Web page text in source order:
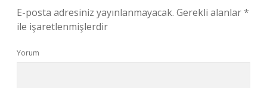
E-posta adresiniz yayınlanmayacak. Gerekli alanlar*
ile işaretlenmişlerdir
Yorum